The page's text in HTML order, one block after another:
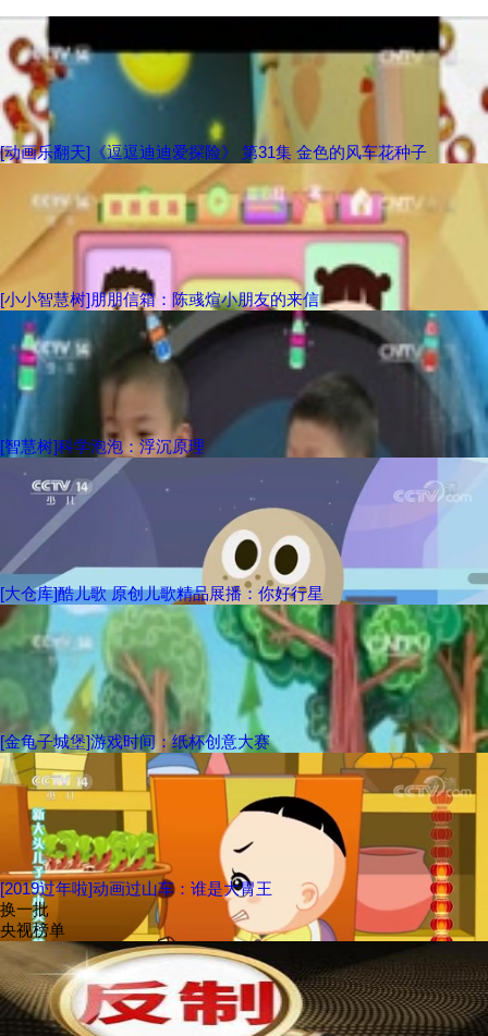
[动画乐翻天]《逗逗迪迪爱探险》 第31集 金色的风车花种子
[小小智慧树]朋朋信箱：陈彧煊小朋友的来信
[智慧树]科学泡泡：浮沉原理
[大仓库]酷儿歌 原创儿歌精品展播：你好行星
[金龟子城堡]游戏时间：纸杯创意大赛
[2019过年啦]动画过山车：谁是大胃王
换一批
央视榜单